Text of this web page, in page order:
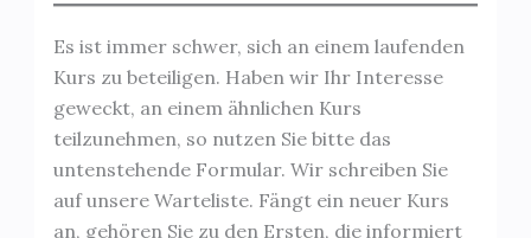
Es ist immer schwer, sich an einem laufenden
Kurs zu beteiligen. Haben wir Ihr Interesse
geweckt, an einem ähnlichen Kurs
teilzunehmen, so nutzen Sie bitte das
untenstehende Formular. Wir schreiben Sie
auf unsere Warteliste. Fängt ein neuer Kurs
an, gehören Sie zu den Ersten, die informiert